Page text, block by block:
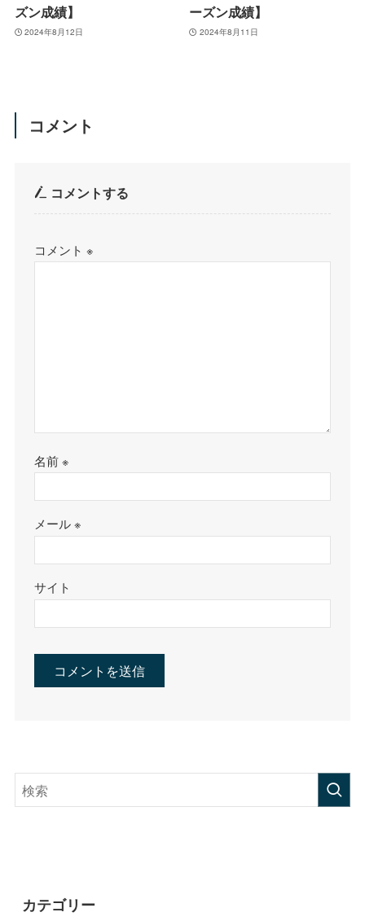
ズン成績】
2024年8月12日
ーズン成績】
2024年8月11日
コメント
コメントする
コメント※
名前※
メール※
サイト
カテゴリー